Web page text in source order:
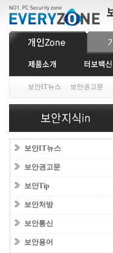
보안IT뉴스 보안권고문
보안IT뉴스
보안권고문
보안Tip
보안처방
보안통신
보안용어